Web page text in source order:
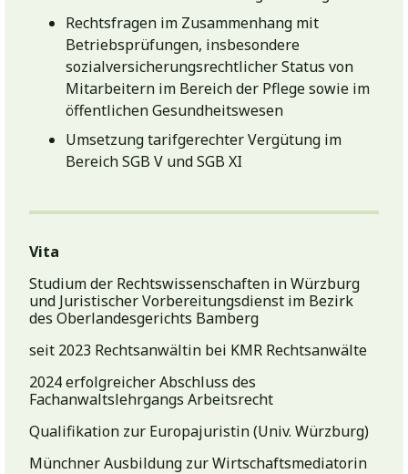
Rechtsfragen im Zusammenhang mit
Betriebsprüfungen, insbesondere
sozialversicherungsrechtlicher Status von
Mitarbeitern im Bereich der Pflege sowie im
öffentlichen Gesundheitswesen
Umsetzung tarifgerechter Vergütung im
Bereich SGB V und SGB XI
Vita
Studium der Rechtswissenschaften in Würzburg
und Juristischer Vorbereitungsdienst im Bezirk
des Oberlandesgerichts Bamberg
seit 2023 Rechtsanwältin bei KMR Rechtsanwälte
2024 erfolgreicher Abschluss des
Fachanwaltslehrgangs Arbeitsrecht
Qualifikation zur Europajuristin (Univ. Würzburg)
Münchner Ausbildung zur Wirtschaftsmediatorin